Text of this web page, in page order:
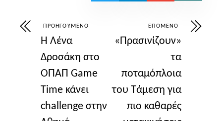
ΠΡΟΗΓΟΎΜΕΝΟ
Η Λένα
Δροσάκη στο
ΟΠΑΠ Game
Time κάνει
challenge στην
ΕΠΌΜΕΝΟ
«Πρασινίζουν»
τα
ποταμόπλοια
του Τάμεση για
πιο καθαρές